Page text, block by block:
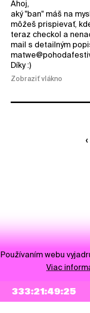
Ahoj,
aký "ban" máš na
môžeš prispievať,
teraz checkol a
mail s detailným
Díky :)
Zobraziť vlákno
333:21:49:25
Používaním webu
Viac